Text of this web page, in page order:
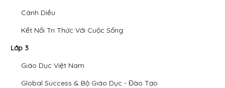
Cánh Diều
Kết Nối Tri Thức Với Cuộc Sống
Lớp 3
Giáo Dục Việt Nam
Global Success & Bộ Giáo Dục - Đào Tạo